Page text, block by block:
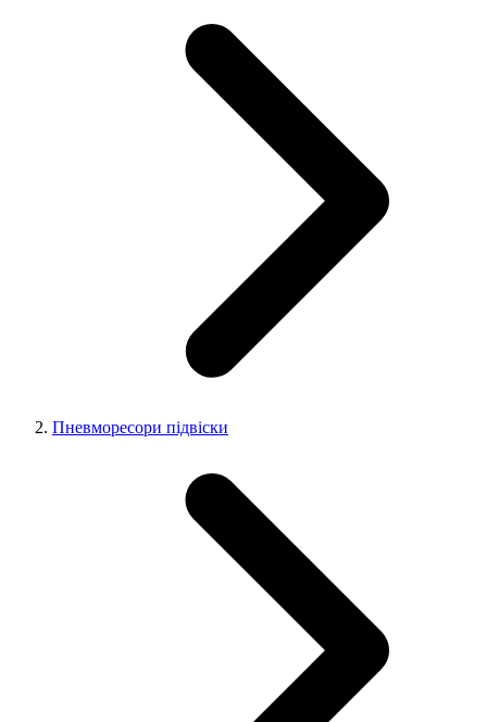
Пневморесори підвіски